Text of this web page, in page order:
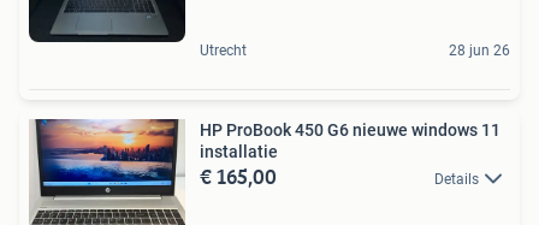
Utrecht 28 jun 26
HP ProBook 450 G6 nieuwe windows 11
installatie
€ 165,00 Details